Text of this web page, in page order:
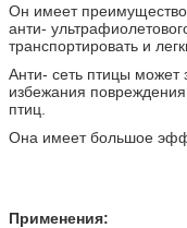
Он имеет преимущество
анти-
транспортировать и
Анти- сеть птицы может
избежания повреждения
птиц.
Она имеет большое
Применения: